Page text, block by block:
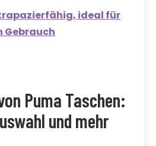
ideal für
Gebrauch
Puma Taschen:
und mehr